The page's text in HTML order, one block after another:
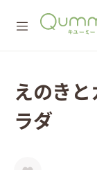
えのき
ラダ